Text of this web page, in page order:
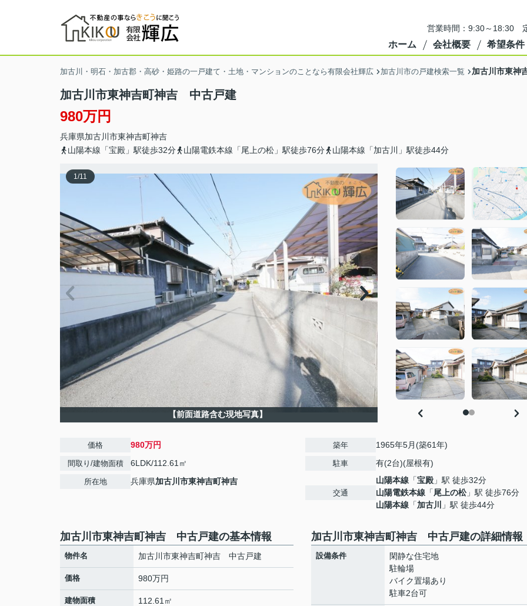
営業時間：9:30～18:30
ホーム 会社概要 希望条件
加古川・明石・加古郡・高砂・姫路の一戸建て・土地・マンションのことなら有限会社輝広 加古川市の戸建検索一覧 加古川市東神
加古川市東神吉町神吉 中古戸建
980万円
兵庫県加古川市東神吉町神吉
山陽本線「宝殿」駅徒歩32分
山陽電鉄本線「尾上の松」駅徒歩76分 山陽本線「加古川」駅徒歩44分
1/11
【前面道路含む現地写真】
価格 980万円
間取り/建物面積 6LDK/112.61㎡
所在地 兵庫県加古川市東神吉町神吉
築年 1965年5月(築61年)
駐車 有(2台)(屋根有)
交通
山陽本線 「宝殿 」駅 徒歩32分
山陽電鉄本線 「尾上の松」駅 徒歩76分
山陽本線 「加古川 」駅 徒歩44分
加古川市東神吉町神吉 中古戸建の基本情報
物件名 加古川市東神吉町神吉 中古戸建
価格 980万円
建物面積 112.61㎡
加古川市東神吉町神吉 中古戸建の詳細情報
設備条件
閑静な住宅地
駐輪場
バイク置場あり
駐車2台可